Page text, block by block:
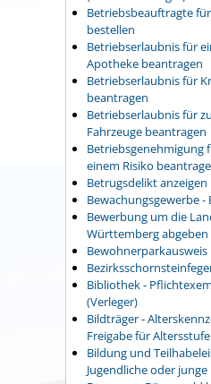
Betriebsbeauftragte
bestellen
Betriebserlaubnis für
Apotheke beantragen
Betriebserlaubnis für
beantragen
Betriebserlaubnis für
Fahrzeuge beantragen
Betriebsgenehmigung
einem Risiko
Betrugsdelikt anzeigen
Bewachungsgewerbe
Bewerbung um die
Württemberg abgeben
Bibliothek -
(Verleger)
Bildträger -
Freigabe für
Bildung und
Jugendliche oder